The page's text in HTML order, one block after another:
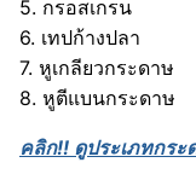
5. กรอสเกรน
6. เทปก้างปลา
7. หูเกลียวกระดาษ
8. หูตีแบนกระดาษ
คลิก!! ดูประเภทกร